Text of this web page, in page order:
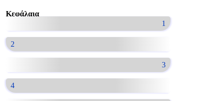
Κεφάλαια
1
2
3
4